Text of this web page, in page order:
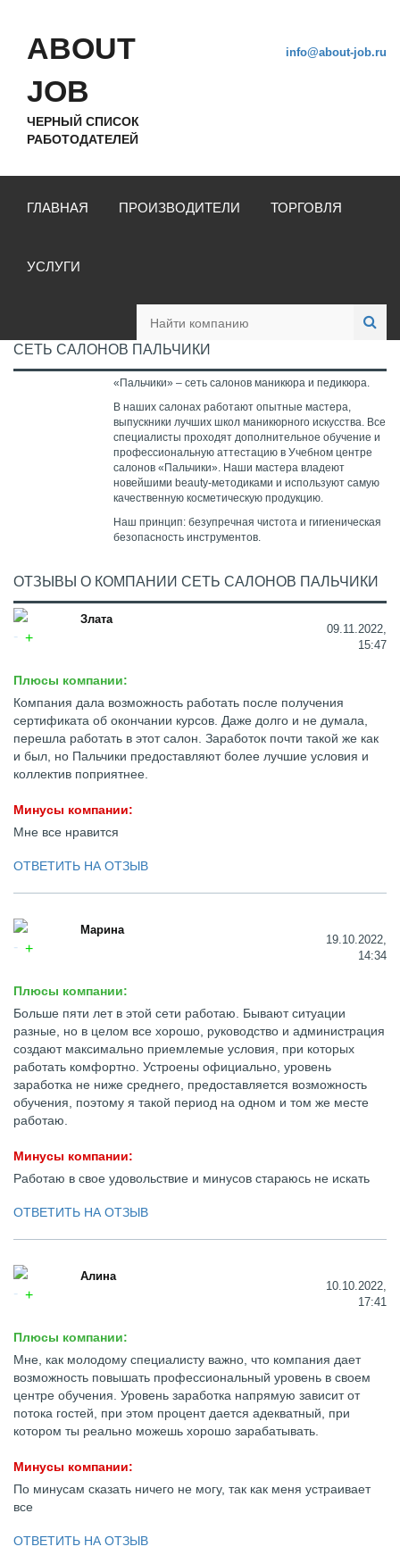
ABOUT
JOB
ЧЕРНЫЙ СПИСОК
РАБОТОДАТЕЛЕЙ
info@about-job.ru
ГЛАВНАЯ ПРОИЗВОДИТЕЛИ ТОРГОВЛЯ
УСЛУГИ
СЕТЬ САЛОНОВ ПАЛЬЧИКИ
«Пальчики» – сеть салонов маникюра и педикюра.
В наших салонах работают опытные мастера,
выпускники лучших школ маникюрного искусства. Все
специалисты проходят дополнительное обучение и
профессиональную аттестацию в Учебном центре
салонов «Пальчики». Наши мастера владеют
новейшими beauty-методиками и используют самую
качественную косметическую продукцию.
Наш принцип: безупречная чистота и гигиеническая
безопасность инструментов.
ОТЗЫВЫ О КОМПАНИИ СЕТЬ САЛОНОВ ПАЛЬЧИКИ
Злата
09.11.2022,
15:47
Плюсы компании:
Компания дала возможность работать после получения
сертификата об окончании курсов. Даже долго и не думала,
перешла работать в этот салон. Заработок почти такой же как
и был, но Пальчики предоставляют более лучшие условия и
коллектив поприятнее.
Минусы компании:
Мне все нравится
ОТВЕТИТЬ НА ОТЗЫВ
Марина
19.10.2022,
14:34
Плюсы компании:
Больше пяти лет в этой сети работаю. Бывают ситуации
разные, но в целом все хорошо, руководство и администрация
создают максимально приемлемые условия, при которых
работать комфортно. Устроены официально, уровень
заработка не ниже среднего, предоставляется возможность
обучения, поэтому я такой период на одном и том же месте
работаю.
Минусы компании:
Работаю в свое удовольствие и минусов стараюсь не искать
ОТВЕТИТЬ НА ОТЗЫВ
Алина
10.10.2022,
17:41
Плюсы компании:
Мне, как молодому специалисту важно, что компания дает
возможность повышать профессиональный уровень в своем
центре обучения. Уровень заработка напрямую зависит от
потока гостей, при этом процент дается адекватный, при
котором ты реально можешь хорошо зарабатывать.
Минусы компании:
По минусам сказать ничего не могу, так как меня устраивает
все
ОТВЕТИТЬ НА ОТЗЫВ